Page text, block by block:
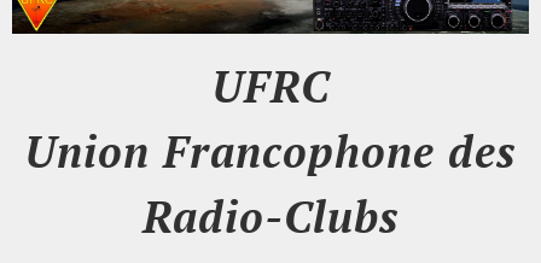
UFRC
Union Francophone des
Radio-Clubs